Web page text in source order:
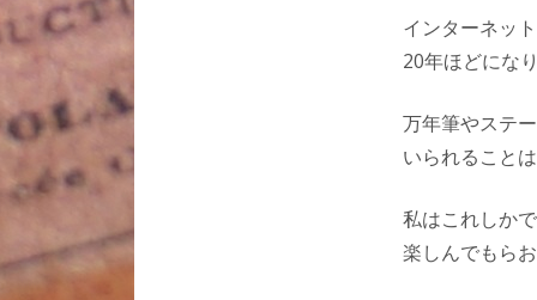
インターネッ
20年ほどにな
万年筆やステ
いられること
私はこれしか
楽しんでもら